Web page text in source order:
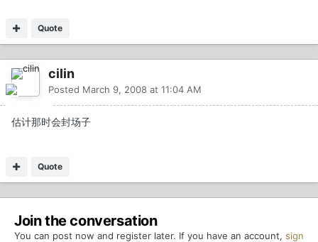
Quote
cilin
Posted March 9, 2008 at 11:04 AM
估计那时会封场子
Quote
Join the conversation
You can post now and register later. If you have an account, sign